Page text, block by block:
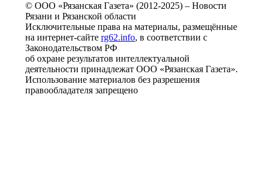
© ООО «Рязанская Газета» (2012-2025) – Новости
Рязани и Рязанской области
Исключительные права на материалы, размещённые
на интернет-сайте rg62.info, в соответствии с
Законодательством РФ
об охране результатов интеллектуальной
деятельности принадлежат ООО «Рязанская Газета».
Использование материалов без разрешения
правообладателя запрещено